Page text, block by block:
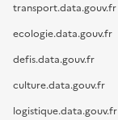
transport.data.gouv.fr
ecologie.data.gouv.fr
defis.data.gouv.fr
culture.data.gouv.fr
logistique.data.gouv.fr